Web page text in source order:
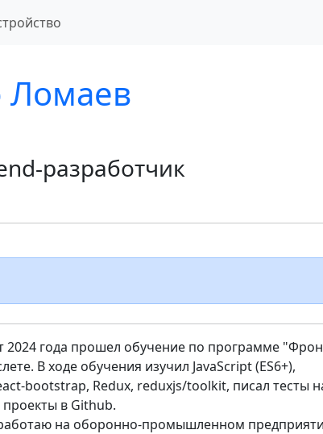
Ломаев
разработчик
2024 года прошел обучение по программе
В ходе обучения изучил JavaScript (ES6+),
bootstrap, Redux, reduxjs/toolkit, писал тесты
в Github.
на оборонно-промышленном